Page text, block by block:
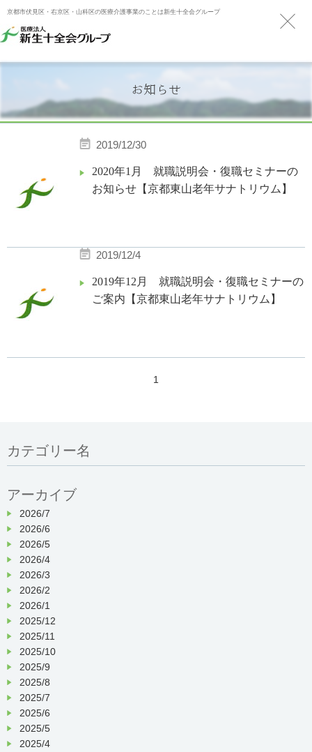
京都市伏見区・右京区・山科区の医療介護事業のことは新生十全会グループ
お知らせ
2019/12/30
2020年1月 就職説明会・復職セミナーの
お知らせ【京都東山老年サナトリウム】
2019/12/4
2019年12月 就職説明会・復職セミナーの
ご案内【京都東山老年サナトリウム】
1
カテゴリー名
アーカイブ
2026/7
2026/6
2026/5
2026/4
2026/3
2026/2
2026/1
2025/12
2025/11
2025/10
2025/9
2025/8
2025/7
2025/6
2025/5
2025/4